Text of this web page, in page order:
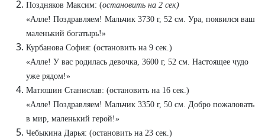
Поздняков Максим: (остановить на 2 сек)
«Алле! Поздравляем! Мальчик 3730 г, 52 см. Ура, появился ваш
маленький богатырь!»
Курбанова София: (остановить на 9 сек.)
«Алле! У вас родилась девочка, 3600 г, 52 см. Настоящее чудо
уже рядом!»
Матюшин Станислав: (остановить на 16 сек.)
«Алле! Поздравляем! Мальчик 3350 г, 50 см. Добро пожаловать
в мир, маленький герой!»
Чебыкина Дарья: (остановить на 23 сек.)